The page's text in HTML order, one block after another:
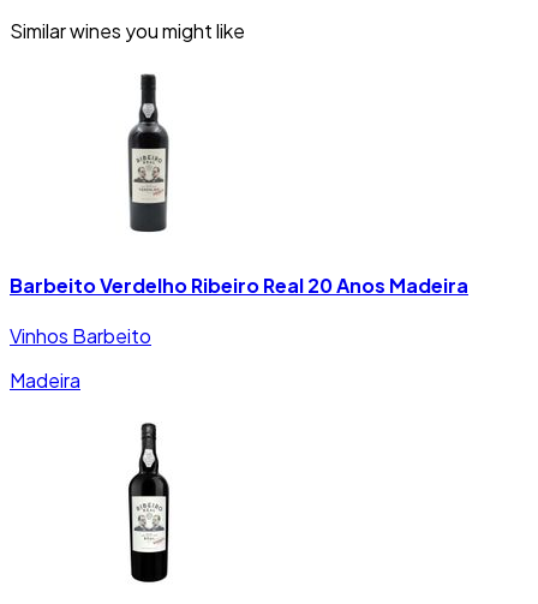
Similar wines you might like
Barbeito Verdelho Ribeiro Real 20 Anos Madeira
Vinhos Barbeito
Madeira